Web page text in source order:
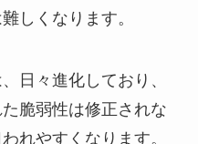
しくなります。
日々進化しており、
脆弱性は修正されな
れやすくなります。